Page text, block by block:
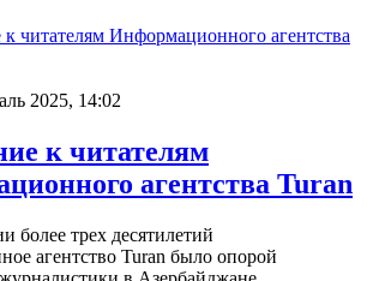
2025, 14:02
к читателям
агентства Turan
более трех десятилетий
агентство Turan было опорой